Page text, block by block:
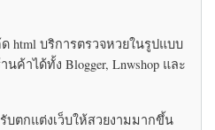
html บริการตรวจหวยในรูปแบบ
ค้าได้ทั้ง Blogger, Lnwshop และ
บตกแต่งเว็บให้สวยงามมากขึ้น